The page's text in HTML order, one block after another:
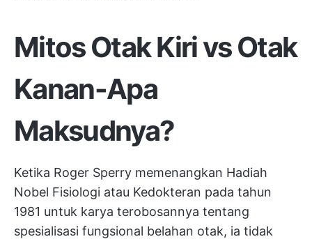
Mitos Otak Kiri vs Otak
Kanan-Apa
Maksudnya?
Ketika Roger Sperry memenangkan Hadiah
Nobel Fisiologi atau Kedokteran pada tahun
1981 untuk karya terobosannya tentang
spesialisasi fungsional belahan otak, ia tidak